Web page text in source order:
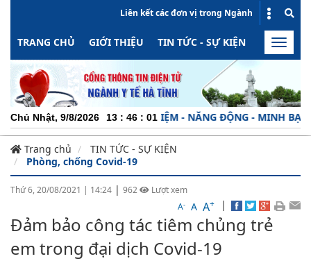
Liên kết các đơn vị trong Ngành
TRANG CHỦ GIỚI THIỆU TIN TỨC - SỰ KIỆN HOẠT
Toggle
Chủ Nhật, 9/8/2026 13 : 46 : 02
NGHIỆP - TRÁCH NHIỆM - NĂNG ĐỘNG - MINH BẠCH - HIỆU
Trang chủ
TIN TỨC - SỰ KIỆN
Phòng, chống Covid-19
Thứ 6, 20/08/2021 | 14:24 | 962
Lượt xem
A- A A+ |
Đảm bảo công tác tiêm chủng trẻ
em trong đại dịch Covid-19